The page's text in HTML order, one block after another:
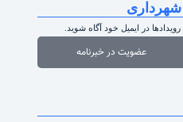
شهرداری
در ایمیل خود آگاه شوید.
عضویت در خبرنامه